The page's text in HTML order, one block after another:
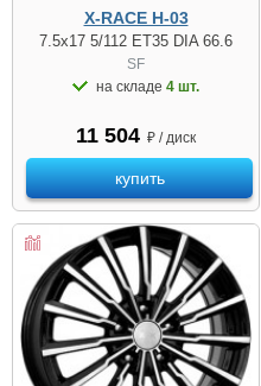
X-RACE H-03
7.5x17 5/112 ET35 DIA 66.6
SF
на складе 4 шт.
11 504 ₽ / диск
купить